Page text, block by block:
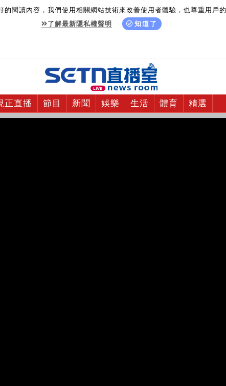
的閱讀內容，我們使用相關網站技術來改善使用者體驗，也尊重用戶
了解最新隱私權聲明
知道了
正直播 節目 新聞 娛樂 生活 體育 精選